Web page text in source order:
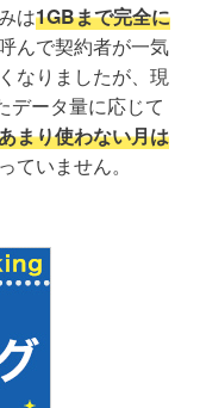
は1GBまで完全に
んで契約者が一気
なりましたが、現
データ量に応じて
まり使わない月は
ていません。